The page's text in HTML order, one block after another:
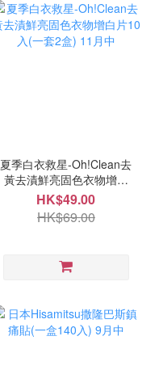
夏季白衣救星-Oh!Clean去
黃去漬鮮亮固色衣物增白
片10入(一套2盒) 11月中
HK$49.00
HK$69.00